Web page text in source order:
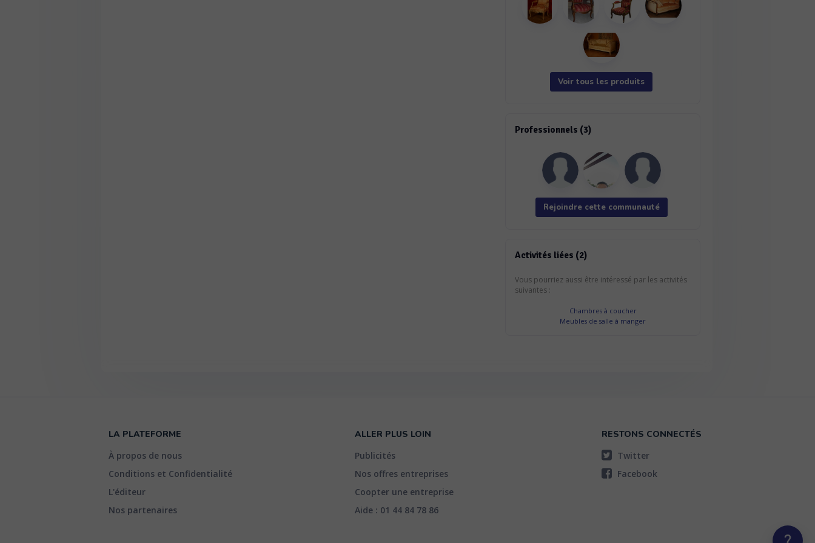
Voir tous les produits
Professionnels (3)
Rejoindre cette communauté
Activités liées (2)
Vous pourriez aussi être intéressé par les activités
suivantes :
Chambres à coucher
Meubles de salle à manger
LA PLATEFORME
À propos de nous
Conditions et Confidentialité
L'éditeur
Nos partenaires
ALLER PLUS LOIN
Publicités
Nos offres entreprises
Coopter une entreprise
Aide : 01 44 84 78 86
RESTONS CONNECTÉS
Twitter
Facebook